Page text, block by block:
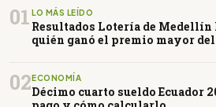
01 LO MÁS LEÍDO
Resultados Lotería de Medellín
quién ganó el premio mayor del
02ECONOMÍA
Décimo cuarto sueldo Ecuador